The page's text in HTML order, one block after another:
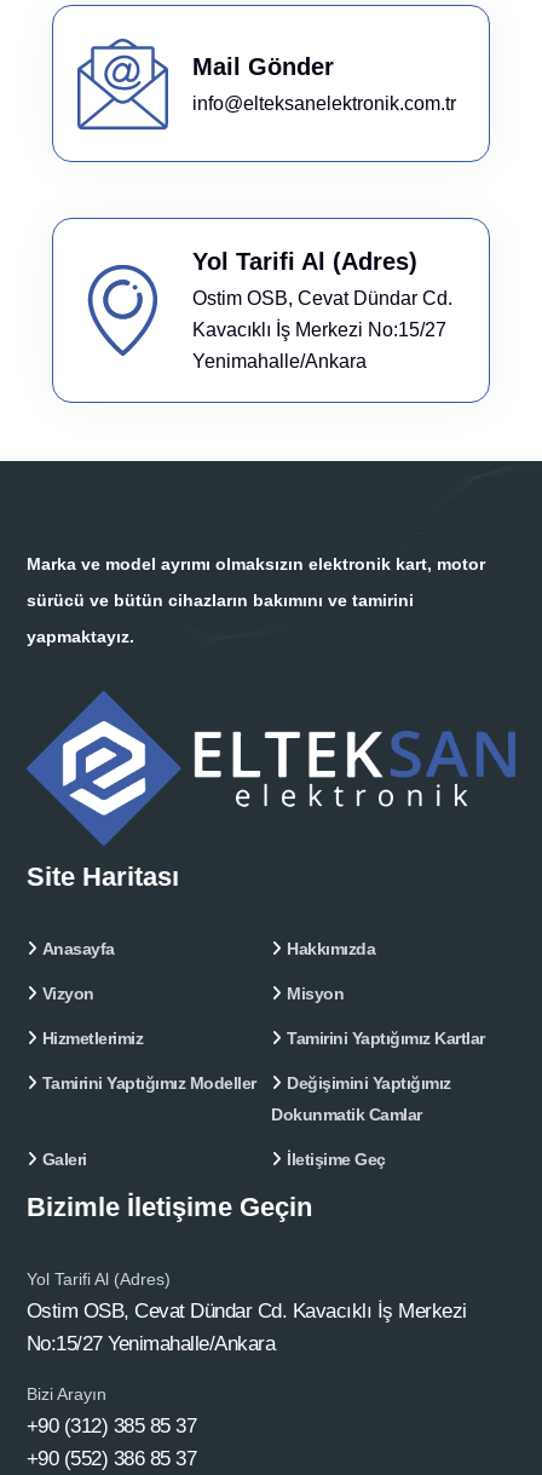
Mail Gönder
info@elteksanelektronik.com.tr
Yol Tarifi Al (Adres)
Ostim OSB, Cevat Dündar Cd.
Kavacıklı İş Merkezi No:15/27
Yenimahalle/Ankara
Marka ve model ayrımı olmaksızın elektronik kart, motor
sürücü ve bütün cihazların bakımını ve tamirini
yapmaktayız.
Site Haritası
Anasayfa Hakkımızda
Vizyon Misyon
Hizmetlerimiz Tamirini Yaptığımız Kartlar
Tamirini Yaptığımız Modeller
Değişimini Yaptığımız
Dokunmatik Camlar
Galeri İletişime Geç
Bizimle İletişime Geçin
Yol Tarifi Al (Adres)
Ostim OSB, Cevat Dündar Cd. Kavacıklı İş Merkezi
No:15/27 Yenimahalle/Ankara
Bizi Arayın
+90 (312) 385 85 37
+90 (552) 386 85 37